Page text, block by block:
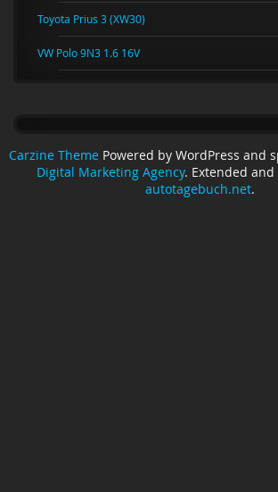
Toyota Prius 3 (XW30)
VW Polo 9N3 1.6 16V
Carzine Theme Powered by WordPress and
Digital Marketing Agency. Extended
autotagebuch.net.